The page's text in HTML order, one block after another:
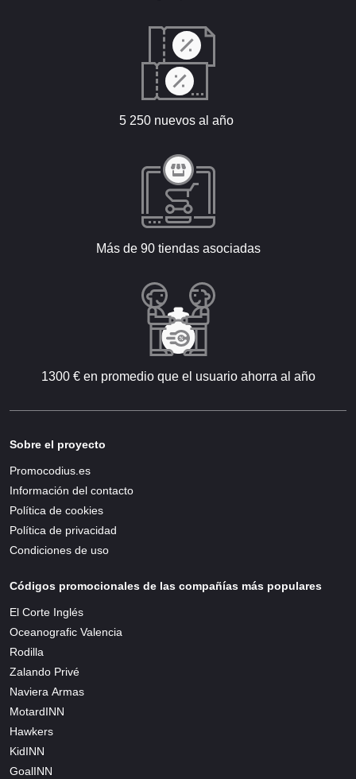
5 250 nuevos al año
Más de 90 tiendas asociadas
1300 € en promedio que el usuario ahorra al año
Sobre el proyecto
Promocodius.es
Información del contacto
Política de cookies
Política de privacidad
Condiciones de uso
Códigos promocionales de las compañías más populares
El Corte Inglés
Oceanografic Valencia
Rodilla
Zalando Privé
Naviera Armas
MotardINN
Hawkers
KidINN
GoalINN